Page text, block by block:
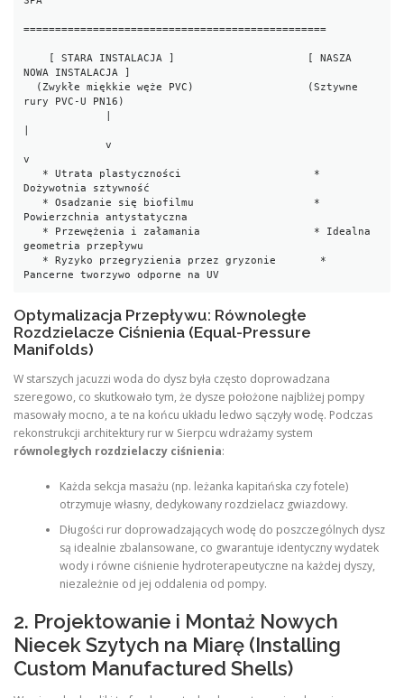
================================================
NOWA INSTALACJA ]
rury PVC-U PN16)
             v
v
Dożywotnia sztywność
Powierzchnia antystatyczna
geometria przepływu
Optymalizacja Przepływu: Równoległe
Rozdzielacze Ciśnienia (Equal-Pressure
Manifolds)
W starszych jacuzzi woda do dysz była często doprowadzana
szeregowo, co skutkowało tym, że dysze położone najbliżej pompy
masowały mocno, a te na końcu układu ledwo sączyły wodę. Podczas
rekonstrukcji architektury rur w Sierpcu wdrażamy system
równoległych rozdzielaczy ciśnienia:
Każda sekcja masażu (np. leżanka kapitańska czy fotele)
otrzymuje własny, dedykowany rozdzielacz gwiazdowy.
Długości rur doprowadzających wodę do poszczególnych dysz
są idealnie zbalansowane, co gwarantuje identyczny wydatek
wody i równe ciśnienie hydroterapeutyczne na każdej dyszy,
niezależnie od jej oddalenia od pompy.
2. Projektowanie i Montaż Nowych
Niecek Szytych na Miarę (Installing
Custom Manufactured Shells)